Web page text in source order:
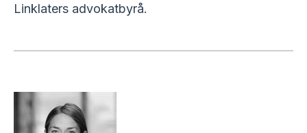
Linklaters advokatbyrå.